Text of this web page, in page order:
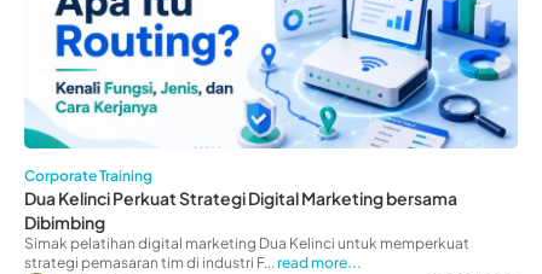
Corporate Training
Dua Kelinci Perkuat Strategi Digital Marketing bersama
Dibimbing
Simak pelatihan digital marketing Dua Kelinci untuk memperkuat
strategi pemasaran tim di industri F...read more...